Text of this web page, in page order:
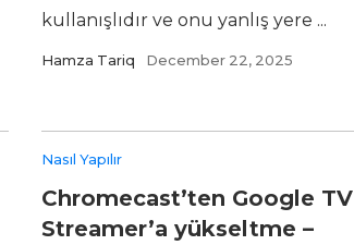
kullanışlıdır ve onu yanlış yere ...
Hamza Tariq December 22, 2025
Nasıl Yapılır
Chromecast’ten Google TV
Streamer’a yükseltme –